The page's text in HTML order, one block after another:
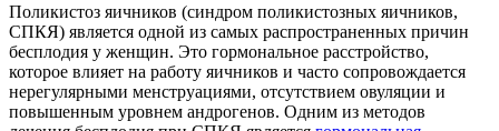
Поликистоз яичников (синдром поликистозных яичников,
СПКЯ) является одной из самых распространенных причин
бесплодия у женщин. Это гормональное расстройство,
которое влияет на работу яичников и часто сопровождается
нерегулярными менструациями, отсутствием овуляции и
повышенным уровнем андрогенов. Одним из методов